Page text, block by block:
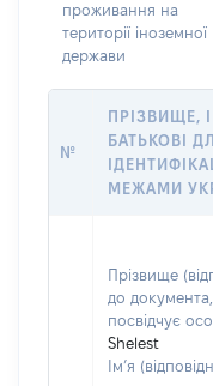
проживання на
території іноземної
держави
№
ПРІЗВИЩЕ,
БАТЬКОВІ
МЕЖАМИ
Прізвище
до
посвідчує
Shelest
Ім’я